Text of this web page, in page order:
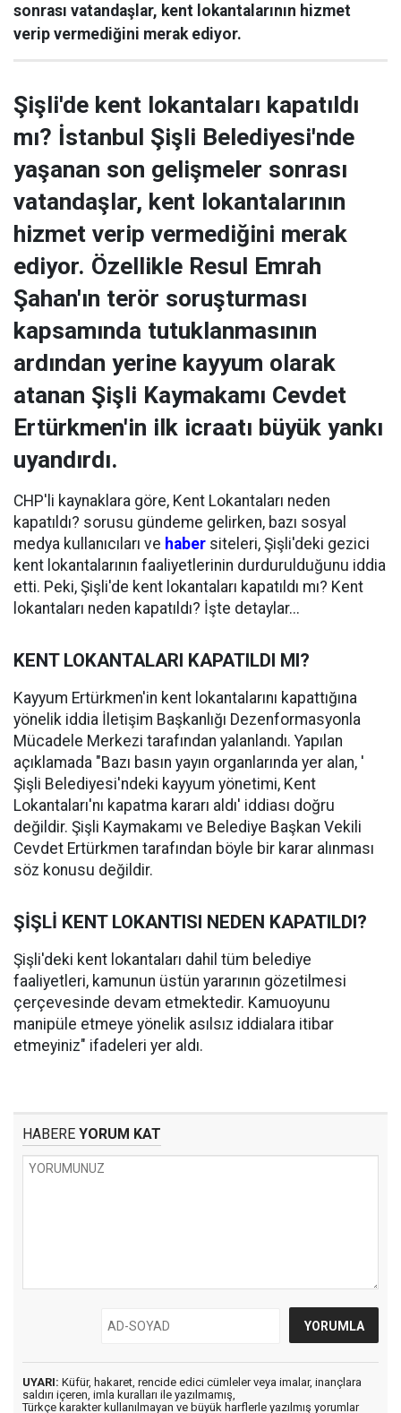
sonrası vatandaşlar, kent lokantalarının hizmet
verip vermediğini merak ediyor.
Şişli'de kent lokantaları kapatıldı
mı? İstanbul Şişli Belediyesi'nde
yaşanan son gelişmeler sonrası
vatandaşlar, kent lokantalarının
hizmet verip vermediğini merak
ediyor. Özellikle Resul Emrah
Şahan'ın terör soruşturması
kapsamında tutuklanmasının
ardından yerine kayyum olarak
atanan Şişli Kaymakamı Cevdet
Ertürkmen'in ilk icraatı büyük yankı
uyandırdı.
CHP'li kaynaklara göre, Kent Lokantaları neden
kapatıldı? sorusu gündeme gelirken, bazı sosyal
medya kullanıcıları ve haber siteleri, Şişli'deki gezici
kent lokantalarının faaliyetlerinin durdurulduğunu iddia
etti. Peki, Şişli'de kent lokantaları kapatıldı mı? Kent
lokantaları neden kapatıldı? İşte detaylar...
KENT LOKANTALARI KAPATILDI MI?
Kayyum Ertürkmen'in kent lokantalarını kapattığına
yönelik iddia İletişim Başkanlığı Dezenformasyonla
Mücadele Merkezi tarafından yalanlandı. Yapılan
açıklamada "Bazı basın yayın organlarında yer alan, '
Şişli Belediyesi'ndeki kayyum yönetimi, Kent
Lokantaları'nı kapatma kararı aldı' iddiası doğru
değildir. Şişli Kaymakamı ve Belediye Başkan Vekili
Cevdet Ertürkmen tarafından böyle bir karar alınması
söz konusu değildir.
ŞİŞLİ KENT LOKANTISI NEDEN KAPATILDI?
Şişli'deki kent lokantaları dahil tüm belediye
faaliyetleri, kamunun üstün yararının gözetilmesi
çerçevesinde devam etmektedir. Kamuoyunu
manipüle etmeye yönelik asılsız iddialara itibar
etmeyiniz" ifadeleri yer aldı.
HABERE YORUM KAT
UYARI: Küfür, hakaret, rencide edici cümleler veya imalar, inançlara
saldırı içeren, imla kuralları ile yazılmamış,
Türkçe karakter kullanılmayan ve büyük harflerle yazılmış yorumlar